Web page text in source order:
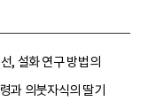
, 설화 연구 방법의
과 의붓자식의 딸기